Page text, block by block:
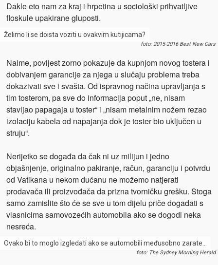
Dakle eto nam za kraj i hrpetina u sociološki prihvatljive
floskule upakirane gluposti.
Želimo li se doista voziti u ovakvim kutijicama?
foto: 2015-2016 Best New Cars
Naime, povijest zorno pokazuje da kupnjom novog tostera i
dobivanjem garancije za njega u slučaju problema treba
dokazivati sve i svašta. Od ispravnog načina upravljanja s
tim tosterom, pa sve do informacija poput „ne, nisam
stavljao papagaja u toster“ i „nisam metalnim nožem rezao
izolaciju kabela od napajanja dok je toster bio uključen u
struju“.
Nerijetko se događa da čak ni uz milijun i jedno
objašnjenje, originalno pakiranje, račun, garanciju i potvrdu
od Vatikana u nekom dućanu ne možemo natjerati
prodavača ili proizvođača da prizna tvorničku grešku. Stoga
samo zamislite što će se sve u tom dijelu priče događati s
vlasnicima samovozećih automobila ako se dogodi neka
nesreća.
Ovako bi to moglo izgledati ako se automobili međusobno zarate…
foto: The Sydney Morning Herald